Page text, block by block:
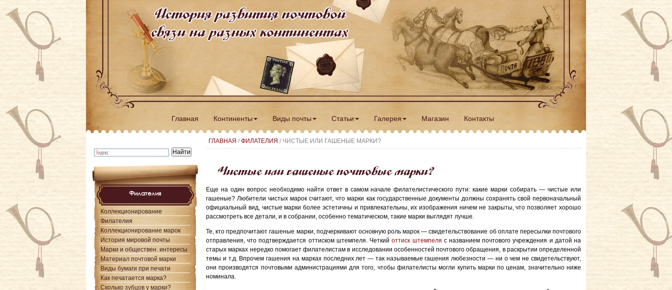
История развития почтовой
связи на разных континентах
Главная Континенты Виды почты Статьи Галерея Магазин Контакты
ГЛАВНАЯ /ФИЛАТЕЛИЯ / ЧИСТЫЕ ИЛИ ГАШЕНЫЕ МАРКИ?
Чистые или гашеные почтовые марки?
Еще на один вопрос необходимо найти ответ в самом начале филателистического пути: какие марки собирать — чистые или
гашеные? Любители чистых марок считают, что марки как государственные документы должны сохранять свой первоначальный
официальный вид, чистые марки более эстетичны и привлекательны, их изображения ничем не закрыты, что позволяет хорошо
рассмотреть все детали, и в собрании, особенно тематическом, такие марки выглядят лучше.
Те, кто предпочитают гашеные марки, подчеркивают основную роль марок — свидетельствование об оплате пересылки почтового
отправления, что подтверждается оттиском штемпеля. Четкийоттиск штемпеля с названием почтового учреждения и датой на
старых марках нередко помогает филателистам в исследовании особенностей почтового обращения, в раскрытии определенной
темы и т.д. Впрочем гашения на марках последних лет — так называемые гашения любезности — ни о чем не свидетельствуют,
они производятся почтовыми администрациями для того, чтобы филателисты могли купить марки по ценам, значительно ниже
номинала.
Филателия
Коллекционирование
Филателия
Коллекционирование марок
История мировой почты
Марки и обществен. интересы
Материал почтовой марки
Виды бумаги при печати
Как печатается марка?
Сколько зубцов у марки?